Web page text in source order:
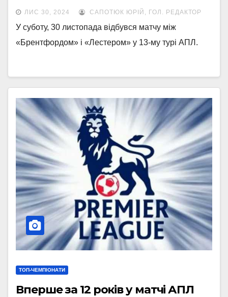
ЛИС 30, 2024 САПОТЮК ЮРІЙ, ГОЛ. РЕДАКТОР
У суботу, 30 листопада відбувся матчу між
«Брентфордом» і «Лестером» у 13-му турі АПЛ.
ТОП-ЧЕМПІОНАТИ
Вперше за 12 років у матчі АПЛ